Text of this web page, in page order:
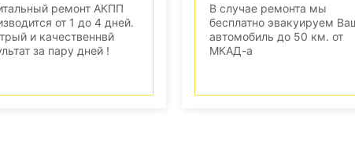
ремонт АКПП
от 1 до 4 дней.
и качественнвй
за пару дней !
В случае ремонта мы
бесплатно эвакуируем
автомобиль до 50 км. от
МКАД-а